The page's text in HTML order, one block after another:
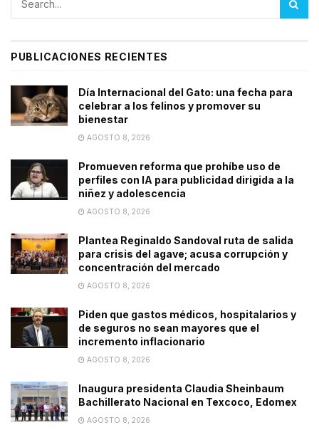
PUBLICACIONES RECIENTES
Día Internacional del Gato: una fecha para
celebrar a los felinos y promover su
bienestar
AGOSTO 8, 2026
Promueven reforma que prohíbe uso de
perfiles con IA para publicidad dirigida a la
niñez y adolescencia
AGOSTO 8, 2026
Plantea Reginaldo Sandoval ruta de salida
para crisis del agave; acusa corrupción y
concentración del mercado
AGOSTO 8, 2026
Piden que gastos médicos, hospitalarios y
de seguros no sean mayores que el
incremento inflacionario
AGOSTO 8, 2026
Inaugura presidenta Claudia Sheinbaum
Bachillerato Nacional en Texcoco, Edomex
AGOSTO 8, 2026